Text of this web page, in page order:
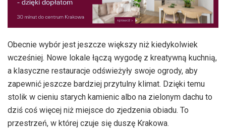
Obecnie wybór jest jeszcze większy niż kiedykolwiek
wcześniej. Nowe lokale łączą wygodę z kreatywną kuchnią,
a klasyczne restauracje odświeżyły swoje ogrody, aby
zapewnić jeszcze bardziej przytulny klimat. Dzięki temu
stolik w cieniu starych kamienic albo na zielonym dachu to
dziś coś więcej niż miejsce do zjedzenia obiadu. To
przestrzeń, w której czuje się duszę Krakowa.